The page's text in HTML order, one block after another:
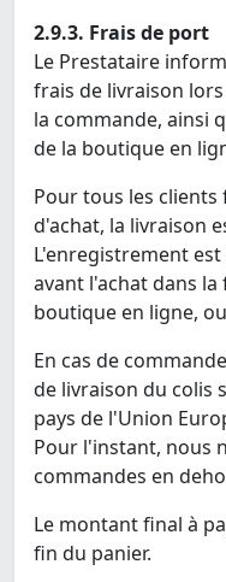
2.9.3. Frais de port
Le Prestataire
frais de livraison
la commande, ainsi
de la boutique en
Pour tous les clients
d'achat, la livraison
L'enregistrement
avant l'achat dans
boutique en ligne,
En cas de
de livraison du colis
pays de l'Union
Pour l'instant, nous
commandes en
Le montant final à
fin du panier.